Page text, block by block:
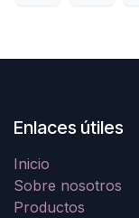
Enlaces útiles
Inicio
Sobre nosotros
Productos